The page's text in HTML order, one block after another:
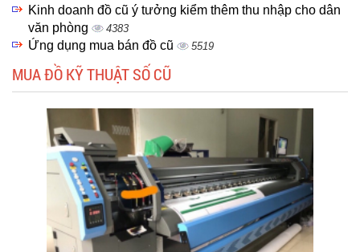
Kinh doanh đồ cũ ý tưởng kiểm thêm thu nhập cho dân
văn phòng
4383
Ứng dụng mua bán đồ cũ 5519
MUA ĐỒ KỸ THUẬT SỐ CŨ